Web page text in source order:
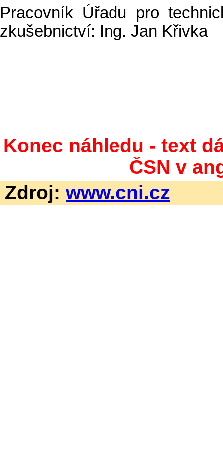
Pracovník Úřadu pro
zkušebnictví: Ing. Jan Křivka
Konec náhledu - text
ČSN v
Zdroj: www.cni.cz